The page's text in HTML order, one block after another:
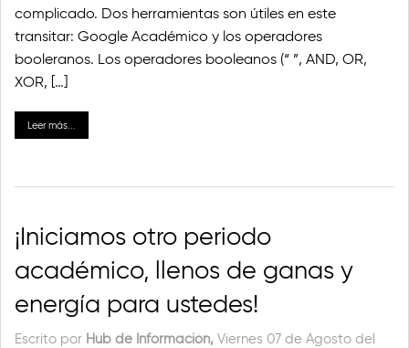
complicado. Dos herramientas son útiles en este
transitar: Google Académico y los operadores
booleranos. Los operadores booleanos (“ ”, AND, OR,
XOR, […]
Leer más...
¡Iniciamos otro periodo
académico, llenos de ganas y
energía para ustedes!
Escrito por Hub de Información, Viernes 07 de Agosto del